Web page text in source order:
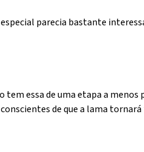
parecia bastante
tem essa de uma etapa a
de que a lama